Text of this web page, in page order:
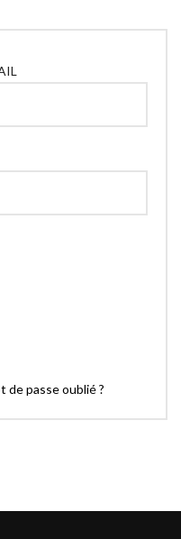
de passe oublié ?